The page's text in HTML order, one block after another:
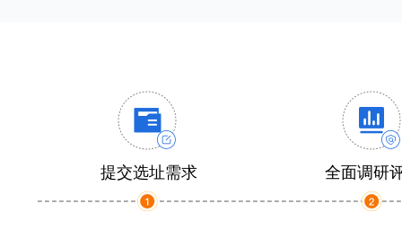
提交选址需求 全面调研